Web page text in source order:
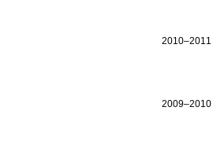
2010–2011
2009–2010